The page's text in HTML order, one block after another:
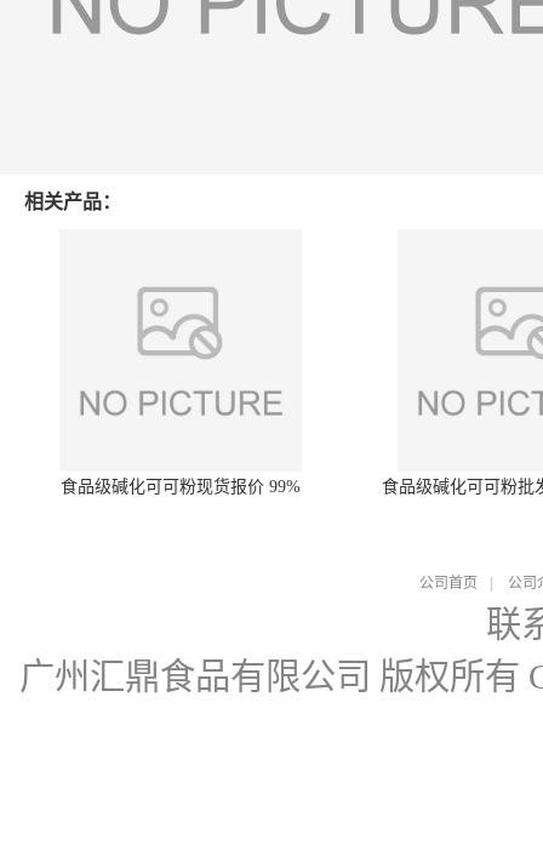
相关产品：
食品级碱化可可粉现货报价 99% 食品级碱化可可粉批
公司首页 公司
联
广州汇鼎食品有限公司 版权所有